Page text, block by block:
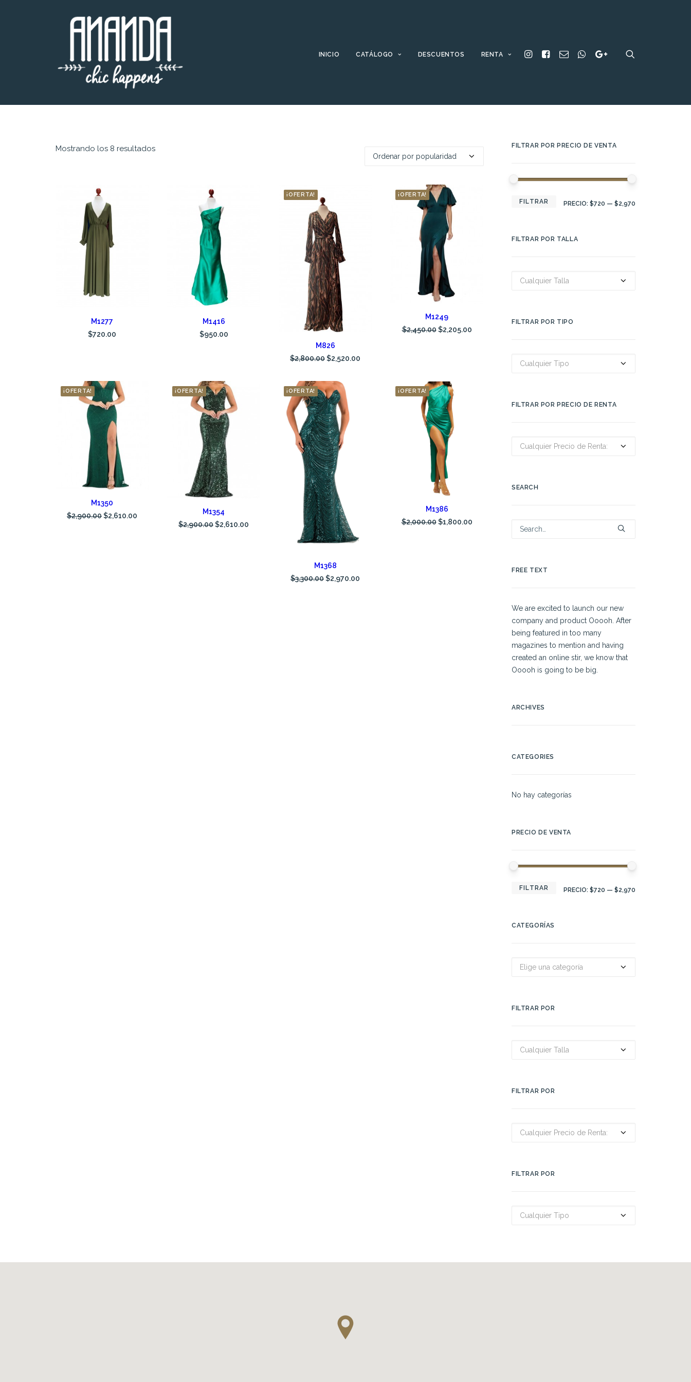
INICIO CATÁLOGO DESCUENTOS RENTA
Mostrando los 8 resultados
AÑADIR AL CARRITO
M1277
$720.00
AÑADIR AL CARRITO
M1416
$950.00
¡OFERTA!
AÑADIR AL CARRITO
M826
$2,800.00$2,520.00
¡OFERTA!
AÑADIR AL CARRITO
M1249
$2,450.00 $2,205.00
¡OFERTA!
AÑADIR AL CARRITO
M1350
$2,900.00$2,610.00
¡OFERTA!
AÑADIR AL CARRITO
M1354
$2,900.00$2,610.00
¡OFERTA!
AÑADIR AL CARRITO
M1368
$3,300.00$2,970.00
¡OFERTA!
AÑADIR AL CARRITO
M1386
$2,000.00 $1,800.00
FILTRAR POR PRECIO DE VENTA
FILTRAR PRECIO: $720 — $2,970
FILTRAR POR TALLA
Cualquier Talla
FILTRAR POR TIPO
Cualquier Tipo
FILTRAR POR PRECIO DE RENTA
Cualquier Precio de Renta:
SEARCH
FREE TEXT
We are excited to launch our new
company and product Ooooh. After
being featured in too many
magazines to mention and having
created an online stir, we know that
Ooooh is going to be big.
ARCHIVES
CATEGORIES
No hay categorías
PRECIO DE VENTA
FILTRAR PRECIO: $720 — $2,970
CATEGORÍAS
Elige una categoría
FILTRAR POR
Cualquier Talla
FILTRAR POR
Cualquier Precio de Renta:
FILTRAR POR
Cualquier Tipo